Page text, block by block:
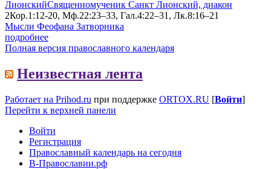
ЛионскийСвященномученик Санкт Лионский, диакон
2Кор.1:12-20, Мф.22:23–33, Гал.4:22–31, Лк.8:16–21
Мысли Феофана Затворника
подробнее
Полная версия православного календаря
Неизвестная лента
Работает на Prihod.ru при поддержке ORTOX.RU [Войти]
Перейти к верхней панели
Войти
Регистрация
Православный календарь на сегодня
В-Православии.рф